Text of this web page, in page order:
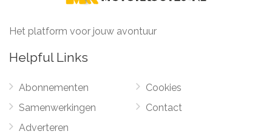
Het platform voor jouw avontuur
Helpful Links
Abonnementen
Samenwerkingen
Adverteren
Cookies
Contact